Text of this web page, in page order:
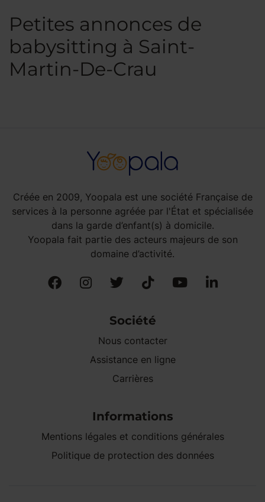
Petites annonces de
babysitting à Saint-
Martin-De-Crau
Créée en 2009, Yoopala est une société Française de
services à la personne agréée par l'État et spécialisée
dans la garde d’enfant(s) à domicile.
Yoopala fait partie des acteurs majeurs de son
domaine d’activité.
Société
Nous contacter
Assistance en ligne
Carrières
Informations
Mentions légales et conditions générales
Politique de protection des données